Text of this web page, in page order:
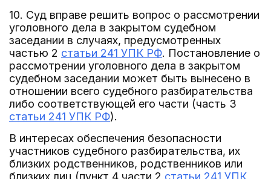
10. Суд вправе решить вопрос о рассмотрении
уголовного дела в закрытом судебном
заседании в случаях, предусмотренных
частью 2 статьи 241 УПК РФ. Постановление о
рассмотрении уголовного дела в закрытом
судебном заседании может быть вынесено в
отношении всего судебного разбирательства
либо соответствующей его части (часть 3
статьи 241 УПК РФ).
В интересах обеспечения безопасности
участников судебного разбирательства, их
близких родственников, родственников или
близких лиц (пункт 4 части 2 статьи 241 УПК